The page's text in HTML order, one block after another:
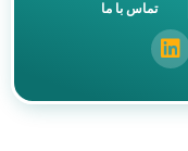
تماس با ما